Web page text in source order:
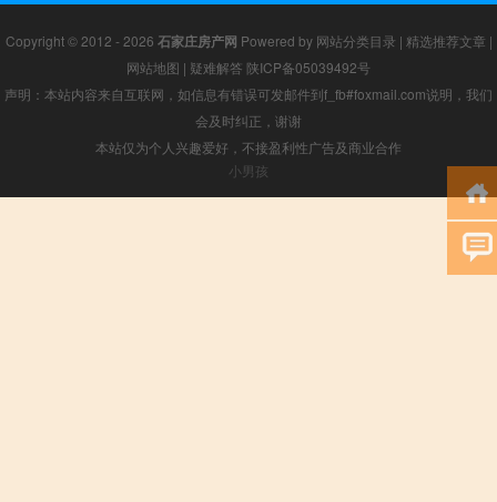
Copyright © 2012 - 2026 石家庄房产网 Powered by 网站分类目录 | 精选推荐文章 |
网站地图 | 疑难解答 陕ICP备05039492号
声明：本站内容来自互联网，如信息有错误可发邮件到f_fb#foxmail.com说明，我们
会及时纠正，谢谢
本站仅为个人兴趣爱好，不接盈利性广告及商业合作
小男孩